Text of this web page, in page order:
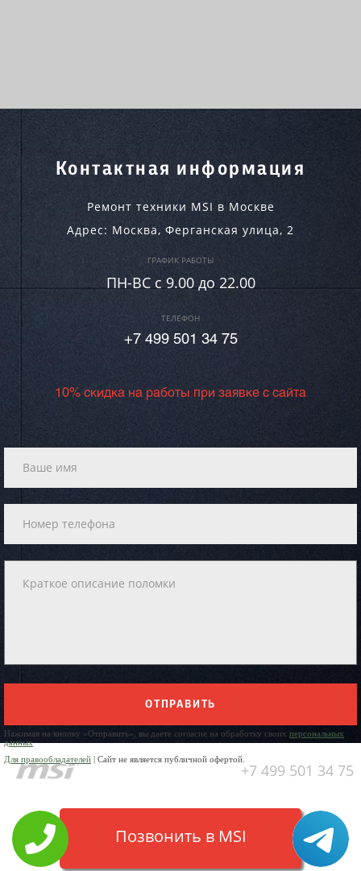
Контактная информация
Ремонт техники MSI в Москве
Адрес: Москва, Ферганская улица, 2
ГРАФИК РАБОТЫ
ПН-ВC c 9.00 до 22.00
ТЕЛЕФОН
+7 499 501 34 75
10% скидка на работы при заявке с сайта
ОТПРАВИТЬ
Нажимая на кнопку «Отправить», вы даете согласие на обработку своих персональных
данных
Для правообладателей | Сайт не является публичной офертой.
+7 499 501 34 75
Позвонить в MSI